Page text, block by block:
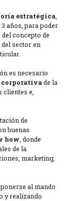
estratégica
años, para poder
concepto de
sector en
es necesario
de la
e,
de
buenas
how, donde
de la
marketing,
al mando
y realizando